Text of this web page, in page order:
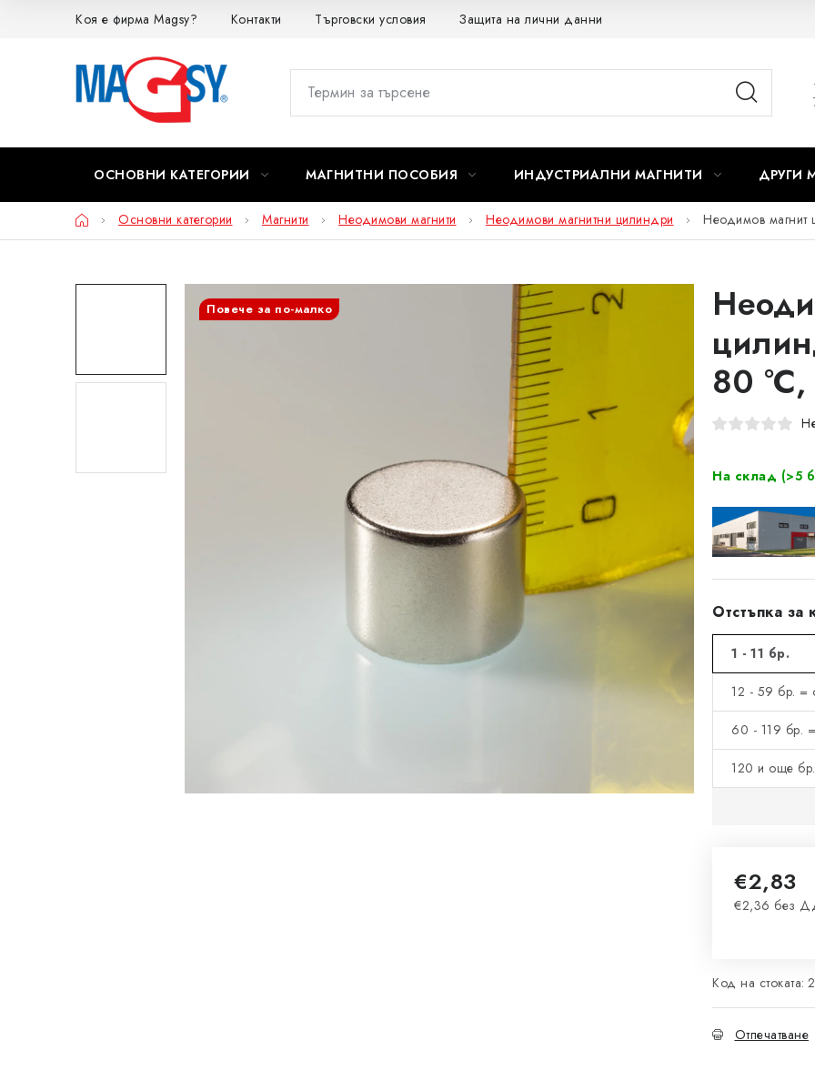
ПреминаванеКоя е фирма Magsy? Контакти Търговски условия Защита на лични данни
ОСНОВНИ КАТЕГОРИИ МАГНИТНИ ПОСОБИЯ ИНДУСТРИАЛНИ МАГНИТИ ДРУГИ
НачалоОсновни категории Магнити Неодимови магнити Неодимови магнитни цилиндри Неодимов магнит
80
На склад (>5
Отстъпка за
1 - 11 бр.
12 - 59 бр. =
60 - 119 бр.
120 и още
€2,83
€2,36 без
Код на стоката:
Отпечатване
Повече за по-малко